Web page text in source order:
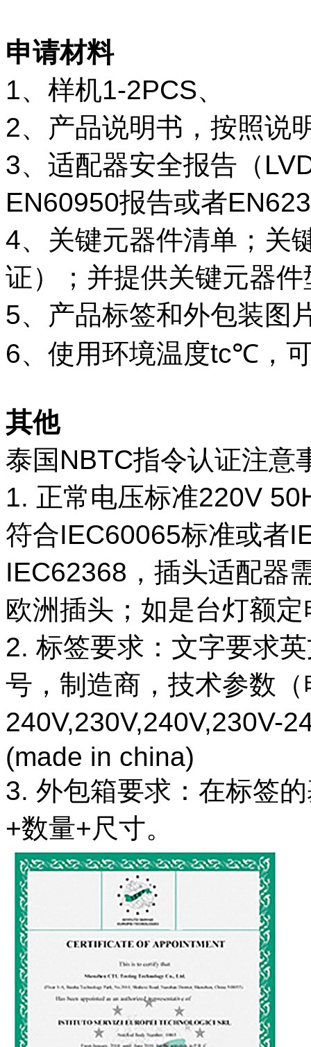
申请材料
1、样机1-2PCS、
2、产品说明书，按照说
3、适配器安全报告（
EN60950报告或者
4、关键元器件清单；关
证）；并提供关键元器
5、产品标签和外包装图
6、使用环境温度tc℃，
其他
泰国NBTC指令认证注意
1. 正常电压标准220V
符合IEC60065标准或者
IEC62368，插头适配器
欧洲插头；如是台灯额
2. 标签要求：文字要求
号，制造商，技术参数
240V,230V,240V,230V-
(made in china)
3. 外包箱要求：在标签
+数量+尺寸。